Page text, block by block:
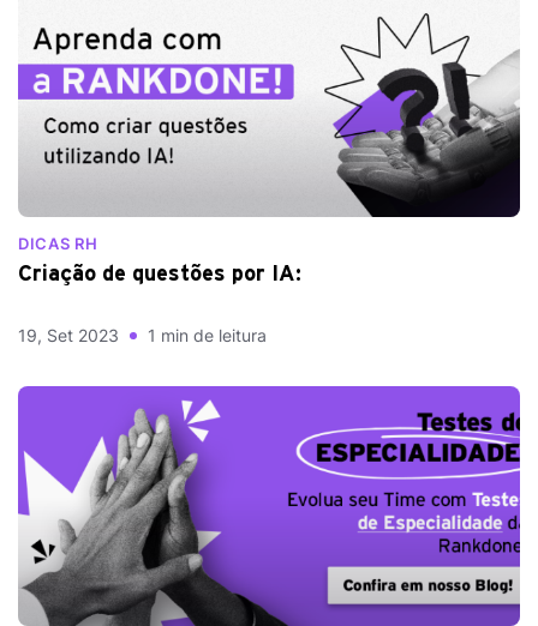
DICAS RH
Criação de questões por IA:
19, Set 2023 1 min de leitura